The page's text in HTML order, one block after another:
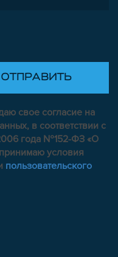
свое согласие на
в соответствии с
года №152-ФЗ «О
условия
пользовательского